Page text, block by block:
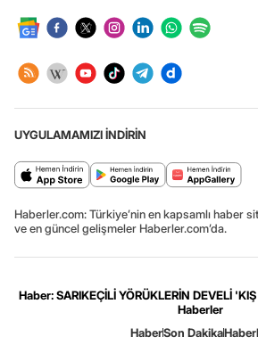
UYGULAMAMIZI İNDİRİN
Haberler.com: Türkiye’nin en kapsamlı haber
ve en güncel gelişmeler Haberler.com’da.
Haber: SARIKEÇİLİ YÖRÜKLERİN DEVELİ
Haberler
HaberSon Dakika